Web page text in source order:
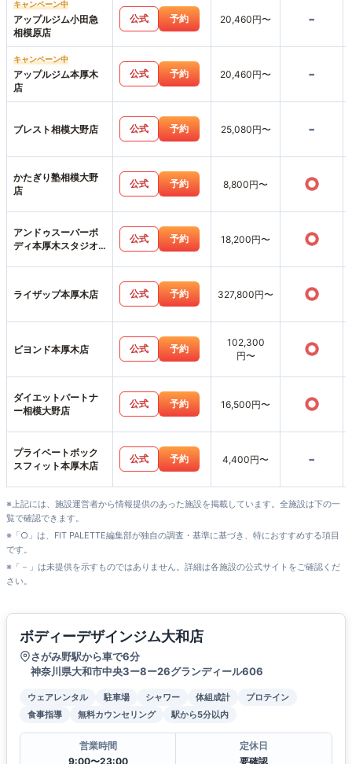
キャンペーン中
アップルジム小田急
相模原店
公式 予約 20,460円〜 -
キャンペーン中
アップルジム本厚木
店
公式 予約 20,460円〜 -
ブレスト相模大野店 公式 予約 25,080円〜 -
かたぎり塾相模大野
店
公式 予約 8,800円〜 ○
アンドゥスーパーボ
ディ本厚木スタジオ
公式 予約 18,200円〜 ○
ライザップ本厚木店 公式 予約 327,800円〜 ○
ビヨンド本厚木店 公式 予約
102,300
円〜
○
ダイエットパートナ
ー相模大野店
公式 予約 16,500円〜 ○
プライベートボック
スフィット本厚木店
公式 予約 4,400円〜 -
※上記には、施設運営者から情報提供のあった施設を掲載しています。全施設は下の一
覧で確認できます。
※「○」は、FIT PALETTE編集部が独自の調査・基準に基づき、特におすすめする項目
です。
※「－」は未提供を示すものではありません。詳細は各施設の公式サイトをご確認くだ
さい。
ボディーデザインジム大和店
さがみ野駅から車で6分
神奈川県大和市中央3ー8ー26グランディール606
ウェアレンタル 駐車場 シャワー 体組成計
プロテイン
食事指導
無料カウンセリング 駅から5分以内
営業時間
9:00〜23:00
定休日
要確認